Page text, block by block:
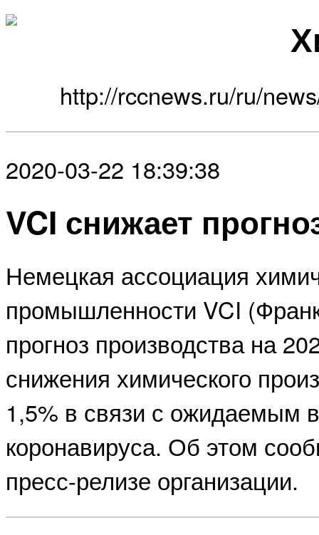
http://rccnews.ru/ru/
2020-03-22 18:39:38
VCI снижает
Немецкая ассоциация
промышленности VCI
прогноз производства на
снижения химического
1,5% в связи с ожидаемым
коронавируса. Об этом
пресс-релизе организации.